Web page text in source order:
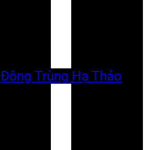
Đông Trùng Hạ Thảo